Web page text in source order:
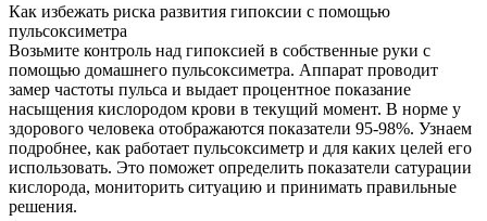
Как избежать риска развития гипоксии с помощью
пульсоксиметра
Возьмите контроль над гипоксией в собственные руки с
помощью домашнего пульсоксиметра. Аппарат проводит
замер частоты пульса и выдает процентное показание
насыщения кислородом крови в текущий момент. В норме у
здорового человека отображаются показатели 95-98%. Узнаем
подробнее, как работает пульсоксиметр и для каких целей его
использовать. Это поможет определить показатели сатурации
кислорода, мониторить ситуацию и принимать правильные
решения.